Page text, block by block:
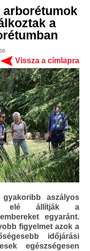
a
Vissza a címlapra
aszályos
elé állítják a
egyaránt.
figyelmet azok a
időjárási
egészségesen